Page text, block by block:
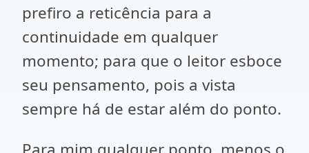
prefiro a reticência para a
continuidade em qualquer
momento; para que o leitor esboce
seu pensamento, pois a vista
sempre há de estar além do ponto.